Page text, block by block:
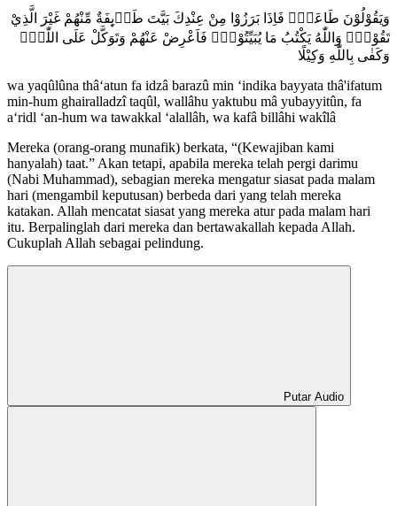
وَيَقُوْلُوْنَ طَاعَةٌۖ فَاِذَا بَرَزُوْا مِنْ عِنْدِكَ بَيَّتَ طَاۤىِٕفَةٌ مِّنْهُمْ غَيْرَ الَّذِيْ
تَقُوْلُۗ وَاللّٰهُ يَكْتُبُ مَا يُبَيِّتُوْنَۚ فَاَعْرِضْ عَنْهُمْ وَتَوَكَّلْ عَلَى اللّٰهِۗ
وَكَفٰى بِاللّٰهِ وَكِيْلًا
wa yaqûlûna thâ‘atun fa idzâ barazû min ‘indika bayyata thâ'ifatum
min-hum ghairalladzî taqûl, wallâhu yaktubu mâ yubayyitûn, fa
a‘ridl ‘an-hum wa tawakkal ‘alallâh, wa kafâ billâhi wakîlâ
Mereka (orang-orang munafik) berkata, “(Kewajiban kami
hanyalah) taat.” Akan tetapi, apabila mereka telah pergi darimu
(Nabi Muhammad), sebagian mereka mengatur siasat pada malam
hari (mengambil keputusan) berbeda dari yang telah mereka
katakan. Allah mencatat siasat yang mereka atur pada malam hari
itu. Berpalinglah dari mereka dan bertawakallah kepada Allah.
Cukuplah Allah sebagai pelindung.
Putar Audio